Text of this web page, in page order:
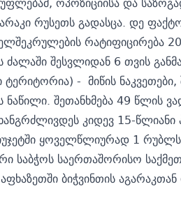
რუსეთსგადასცა. დე
რატიფიცირება
შესვლიდან 6 თვის
- მიწის ნაკვეთები,
ნაწილი. შეთანხმება 49 წლის
კიდევ 15-
ყოველწლიურად 1
საერთაშორისო
ბიჭვინთის